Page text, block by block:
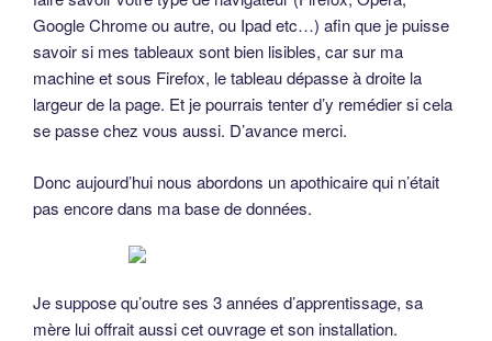
Google Chrome ou autre, ou Ipad etc…) afin que je puisse
savoir si mes tableaux sont bien lisibles, car sur ma
machine et sous Firefox, le tableau dépasse à droite la
largeur de la page. Et je pourrais tenter d’y remédier si cela
se passe chez vous aussi. D’avance merci.
Donc aujourd’hui nous abordons un apothicaire qui n’était
pas encore dans ma base de données.
Je suppose qu’outre ses 3 années d’apprentissage, sa
mère lui offrait aussi cet ouvrage et son installation.